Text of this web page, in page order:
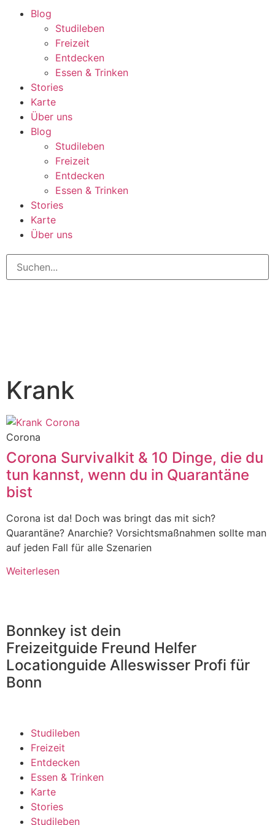
Blog
Studileben
Freizeit
Entdecken
Essen & Trinken
Stories
Karte
Über uns
Blog
Studileben
Freizeit
Entdecken
Essen & Trinken
Stories
Karte
Über uns
Krank
Corona
Corona Survivalkit & 10 Dinge, die du
tun kannst, wenn du in Quarantäne
bist
Corona ist da! Doch was bringt das mit sich?
Quarantäne? Anarchie? Vorsichtsmaßnahmen sollte man
auf jeden Fall für alle Szenarien
Weiterlesen
Bonnkey ist dein
Freizeitguide Freund Helfer
Locationguide Alleswisser Profi für
Bonn
Studileben
Freizeit
Entdecken
Essen & Trinken
Karte
Stories
Studileben